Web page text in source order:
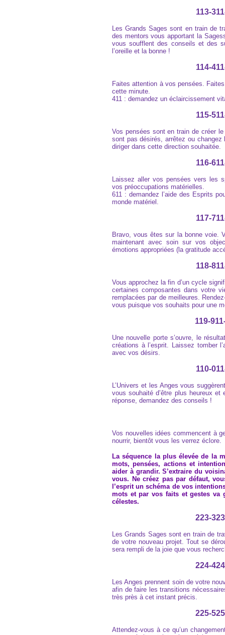
113-
Les Grands Sages sont en train de
des mentors vous apportant la
vous soufflent des conseils et des
l’oreille et la bonne !
114-
Faites attention à vos pensées.
cette minute.
411 : demandez un éclaircissement
115-
Vos pensées sont en train de créer
sont pas désirés, arrêtez ou
diriger dans cette direction souhaitée.
116-
Laissez aller vos pensées vers les
vos préoccupations matérielles.
611 : demandez l’aide des Esprits
monde matériel.
117-
Bravo, vous êtes sur la bonne voie.
maintenant avec soin sur vos
émotions appropriées (la gratitude
118-
Vous approchez la fin d’un cycle
certaines composantes dans votre
remplacées par de meilleures.
vous puisque vos souhaits pour une
119-
Une nouvelle porte s’ouvre, le
créations à l’esprit. Laissez tomber
avec vos désirs.
110-
L’Univers et les Anges vous
vous souhaité d’être plus heureux
réponse, demandez des conseils !
Vos nouvelles idées commencent à
nourrir, bientôt vous les verrez éclore.
La séquence la plus élevée de la
mots, pensées, actions et
aider à grandir. S’extraire du
vous. Ne créez pas par défaut,
l’esprit un schéma de vos
mots et par vos faits et gestes va
célestes.
223-
Les Grands Sages sont en train de
de votre nouveau projet. Tout se
sera rempli de la joie que vous
224-
Les Anges prennent soin de votre
afin de faire les transitions
très près à cet instant précis.
225-
Attendez-vous à ce qu’un